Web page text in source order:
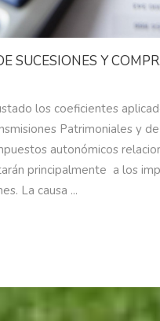
SUCESIONES Y
los coeficientes
Patrimoniales y
autonómicos
principalmente a los
La causa ...